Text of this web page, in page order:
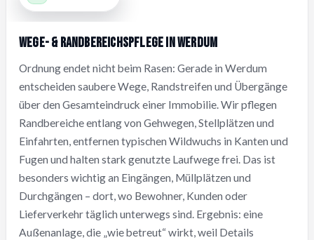
Wege- & Randbereichspflege in Werdum
Ordnung endet nicht beim Rasen: Gerade in Werdum
entscheiden saubere Wege, Randstreifen und Übergänge
über den Gesamteindruck einer Immobilie. Wir pflegen
Randbereiche entlang von Gehwegen, Stellplätzen und
Einfahrten, entfernen typischen Wildwuchs in Kanten und
Fugen und halten stark genutzte Laufwege frei. Das ist
besonders wichtig an Eingängen, Müllplätzen und
Durchgängen – dort, wo Bewohner, Kunden oder
Lieferverkehr täglich unterwegs sind. Ergebnis: eine
Außenanlage, die „wie betreut“ wirkt, weil Details